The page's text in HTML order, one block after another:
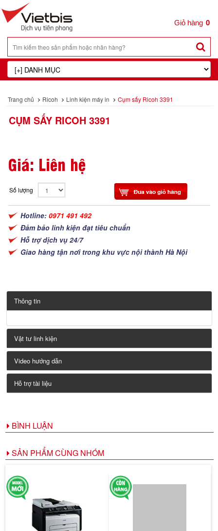
0
Trang chủ Ricoh Linh kiện máy in Cụm sấy Ricoh 3391
CỤM SẤY RICOH 3391
Giá: Liên hệ
Số lượng
Hotline: 0971 491 492
Đảm bảo linh kiện đạt tiêu chuẩn
Hỗ trợ dịch vụ 24/7
Giao hàng tận nơi trong khu vực nội thành Hà Nội
Thông tin
Vật tư linh kiện
Video hướng dẫn
Hỗ trợ tài liệu
BÌNH LUẬN
SẢN PHẨM CÙNG NHÓM